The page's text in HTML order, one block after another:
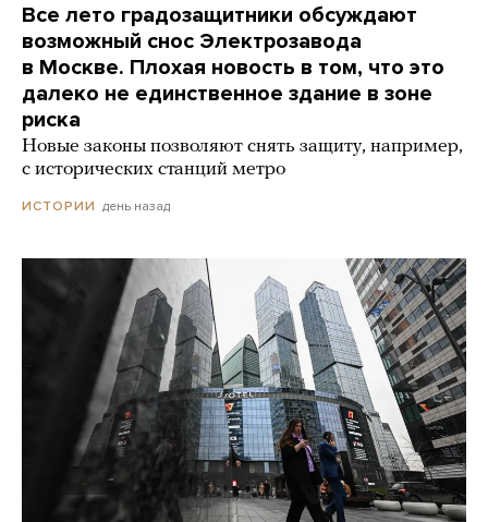
Все лето градозащитники обсуждают
возможный снос Электрозавода
в Москве. Плохая новость в том, что это
далеко не единственное здание в зоне
риска
Новые законы позволяют снять защиту, например,
с исторических станций метро
ИСТОРИИ день назад